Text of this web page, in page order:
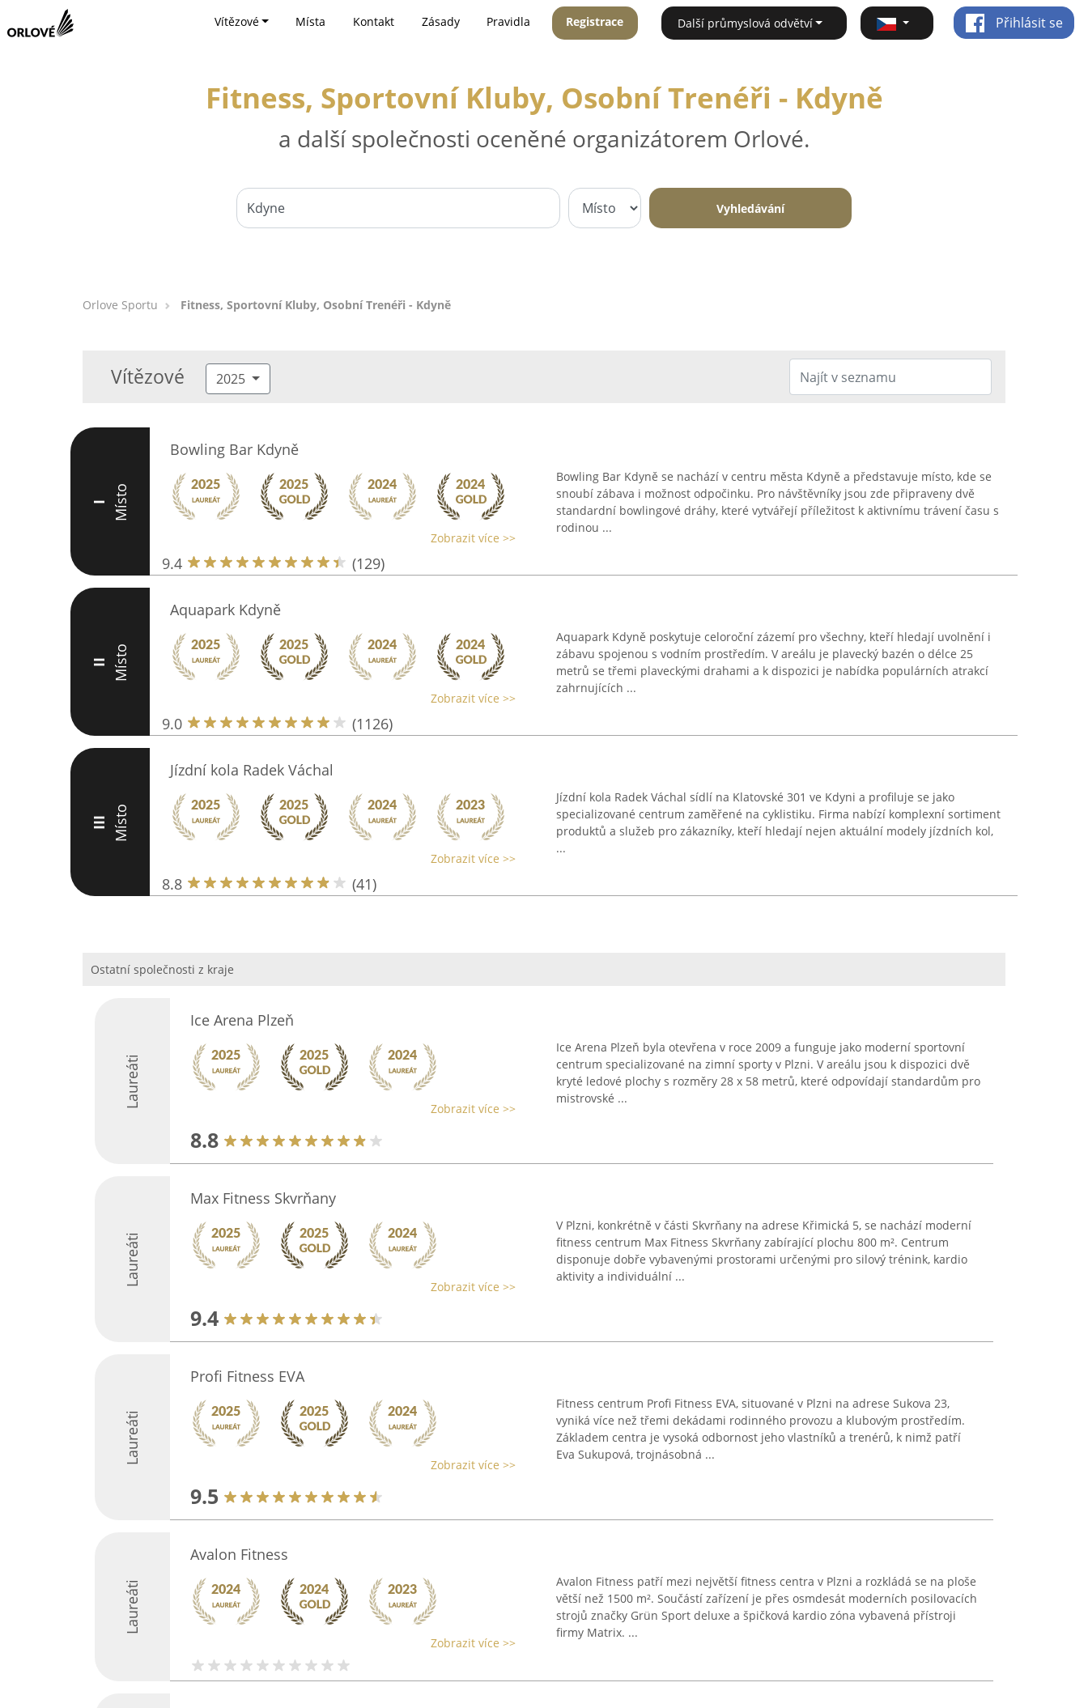
Vítězové Místa Kontakt Zásady Pravidla Registrace Další průmyslová odvětví Přihlásit se
Fitness, Sportovní Kluby, Osobní Trenéři - Kdyně
a další společnosti oceněné organizátorem Orlové.
Vyhledávání
Orlove Sportu Fitness, Sportovní Kluby, Osobní Trenéři - Kdyně
Vítězové 2025
I Místo
Bowling Bar Kdyně
Zobrazit více >>
9.4 (129)
Bowling Bar Kdyně se nachází v centru města Kdyně a představuje místo, kde se
snoubí zábava i možnost odpočinku. Pro návštěvníky jsou zde připraveny dvě
standardní bowlingové dráhy, které vytvářejí příležitost k aktivnímu trávení času s
rodinou ...
II Místo
Aquapark Kdyně
Zobrazit více >>
9.0 (1126)
Aquapark Kdyně poskytuje celoroční zázemí pro všechny, kteří hledají uvolnění i
zábavu spojenou s vodním prostředím. V areálu je plavecký bazén o délce 25
metrů se třemi plaveckými drahami a k dispozici je nabídka populárních atrakcí
zahrnujících ...
III Místo
Jízdní kola Radek Váchal
Zobrazit více >>
8.8 (41)
Jízdní kola Radek Váchal sídlí na Klatovské 301 ve Kdyni a profiluje se jako
specializované centrum zaměřené na cyklistiku. Firma nabízí komplexní sortiment
produktů a služeb pro zákazníky, kteří hledají nejen aktuální modely jízdních kol,
...
Ostatní společnosti z kraje
Laureáti
Ice Arena Plzeň
Zobrazit více >>
8.8
Ice Arena Plzeň byla otevřena v roce 2009 a funguje jako moderní sportovní
centrum specializované na zimní sporty v Plzni. V areálu jsou k dispozici dvě
kryté ledové plochy s rozměry 28 x 58 metrů, které odpovídají standardům pro
mistrovské ...
Laureáti
Max Fitness Skvrňany
Zobrazit více >>
9.4
V Plzni, konkrétně v části Skvrňany na adrese Křimická 5, se nachází moderní
fitness centrum Max Fitness Skvrňany zabírající plochu 800 m². Centrum
disponuje dobře vybavenými prostorami určenými pro silový trénink, kardio
aktivity a individuální ...
Laureáti
Profi Fitness EVA
Zobrazit více >>
9.5
Fitness centrum Profi Fitness EVA, situované v Plzni na adrese Sukova 23,
vyniká více než třemi dekádami rodinného provozu a klubovým prostředím.
Základem centra je vysoká odbornost jeho vlastníků a trenérů, k nimž patří
Eva Sukupová, trojnásobná ...
Laureáti
Avalon Fitness
Zobrazit více >>
Avalon Fitness patří mezi největší fitness centra v Plzni a rozkládá se na ploše
větší než 1500 m². Součástí zařízení je přes osmdesát moderních posilovacích
strojů značky Grün Sport deluxe a špičková kardio zóna vybavená přístroji
firmy Matrix. ...